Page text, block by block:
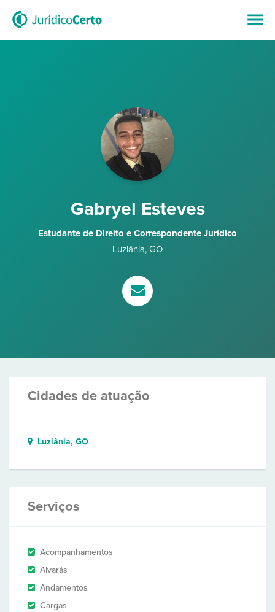
Gabryel Esteves
Estudante de Direito e Correspondente Jurídico
Luziânia, GO
Cidades de atuação
Luziânia, GO
Serviços
Acompanhamentos
Alvarás
Andamentos
Cargas